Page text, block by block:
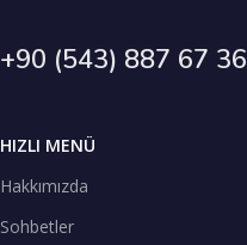
+90 (543) 887 67 36
HIZLI MENÜ
Hakkımızda
Sohbetler